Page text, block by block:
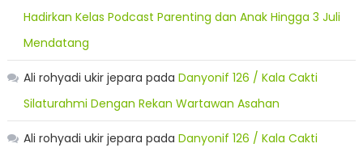
Hadirkan Kelas Podcast Parenting dan Anak Hingga 3 Juli
Mendatang
Ali rohyadi ukir jepara pada Danyonif 126 / Kala Cakti
Silaturahmi Dengan Rekan Wartawan Asahan
Ali rohyadi ukir jepara pada Danyonif 126 / Kala Cakti